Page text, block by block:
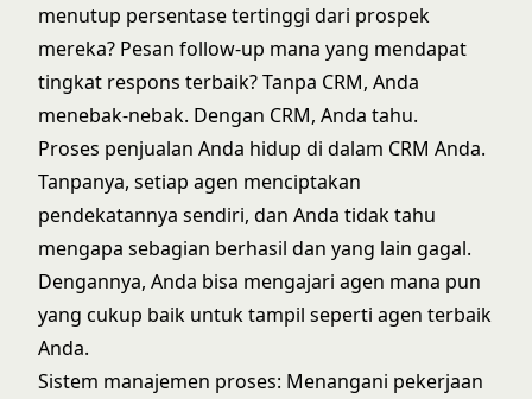
menutup persentase tertinggi dari prospek
mereka? Pesan follow-up mana yang mendapat
tingkat respons terbaik? Tanpa CRM, Anda
menebak-nebak. Dengan CRM, Anda tahu.
Proses penjualan Anda hidup di dalam CRM Anda.
Tanpanya, setiap agen menciptakan
pendekatannya sendiri, dan Anda tidak tahu
mengapa sebagian berhasil dan yang lain gagal.
Dengannya, Anda bisa mengajari agen mana pun
yang cukup baik untuk tampil seperti agen terbaik
Anda.
Sistem manajemen proses: Menangani pekerjaan